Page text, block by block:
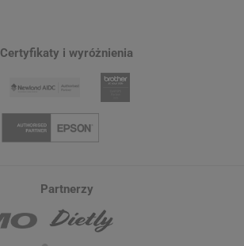
Certyfikaty i wyróżnienia
Partnerzy